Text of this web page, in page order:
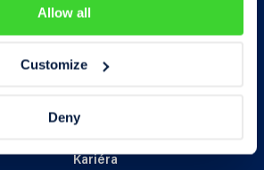
Allow all
Customize
DenyKontakty
Kariéra
Odebírat